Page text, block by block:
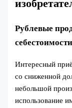
Рублевые
себестоимости
Интересный
со сниженной
небольшой
использование